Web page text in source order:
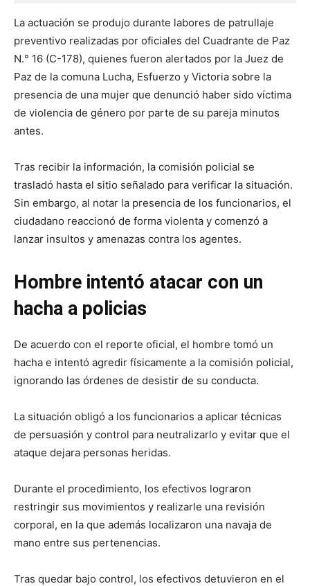
La actuación se produjo durante labores de patrullaje
preventivo realizadas por oficiales del Cuadrante de Paz
N.° 16 (C-178), quienes fueron alertados por la Juez de
Paz de la comuna Lucha, Esfuerzo y Victoria sobre la
presencia de una mujer que denunció haber sido víctima
de violencia de género por parte de su pareja minutos
antes.
Tras recibir la información, la comisión policial se
trasladó hasta el sitio señalado para verificar la situación.
Sin embargo, al notar la presencia de los funcionarios, el
ciudadano reaccionó de forma violenta y comenzó a
lanzar insultos y amenazas contra los agentes.
Hombre intentó atacar con un
hacha a policias
De acuerdo con el reporte oficial, el hombre tomó un
hacha e intentó agredir físicamente a la comisión policial,
ignorando las órdenes de desistir de su conducta.
La situación obligó a los funcionarios a aplicar técnicas
de persuasión y control para neutralizarlo y evitar que el
ataque dejara personas heridas.
Durante el procedimiento, los efectivos lograron
restringir sus movimientos y realizarle una revisión
corporal, en la que además localizaron una navaja de
mano entre sus pertenencias.
Tras quedar bajo control, los efectivos detuvieron en el